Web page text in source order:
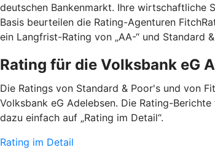
deutschen Bankenmarkt. Ihre wirtschaftliche
Basis beurteilen die Rating-Agenturen
ein Langfrist-Rating von „AA-“ und Standard
Rating für die Volksbank eG
Die Ratings von Standard & Poor's und von
Volksbank eG Adelebsen. Die Rating-
dazu einfach auf „Rating im Detail“.
Rating im Detail